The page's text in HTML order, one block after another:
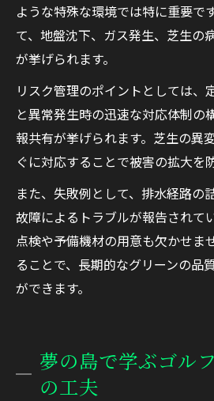
ような特殊な環境では特に重要で
て、地盤沈下、ガス発生、芝生の
が挙げられます。
リスク管理のポイントとしては、
と異常発生時の迅速な対応体制の
報共有が挙げられます。芝生の異
ぐに対応することで被害の拡大を
また、失敗例として、排水経路の
故障によるトラブルが報告されて
点検や予備機材の用意も欠かせま
ることで、長期的なグリーンの品
ができます。
夢の島で学ぶゴル
の工夫